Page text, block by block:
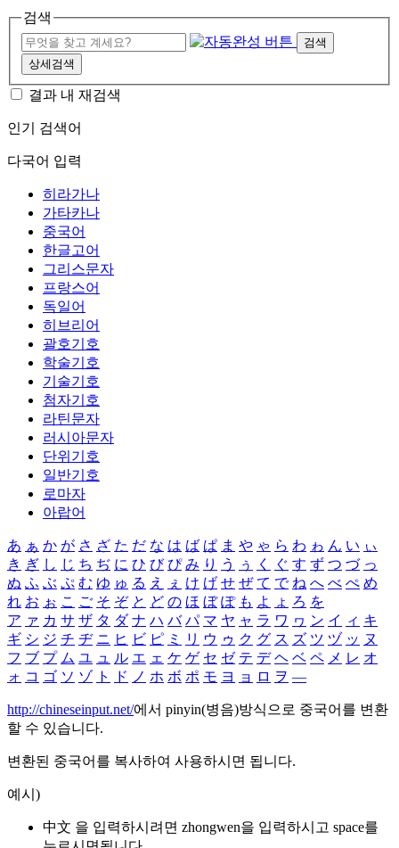
검색
검색
상세검색
결과 내 재검색
인기 검색어
다국어 입력
히라가나
가타카나
중국어
한글고어
그리스문자
프랑스어
독일어
히브리어
괄호기호
학술기호
기술기호
첨자기호
라틴문자
러시아문자
단위기호
일반기호
로마자
아랍어
あ ぁ か が さ ざ た だ な は ば ぱ ま や ゃ ら わ ゎ ん い ぃ
き ぎ し じ ち ぢ に ひ び ぴ み り う ぅ く ぐ す ず つ づ っ
ぬ ふ ぶ ぷ む ゆ ゅ る え ぇ け げ せ ぜ て で ね へ べ ぺ め
れ お ぉ こ ご そ ぞ と ど の ほ ぼ ぽ も よ ょ ろ を
ア ァ カ サ ザ タ ダ ナ ハ バ パ マ ヤ ャ ラ ワ ヮ ン イ ィ キ
ギ シ ジ チ ヂ ニ ヒ ビ ピ ミ リ ウ ゥ ク グ ス ズ ツ ヅ ッ ヌ
フ ブ プ ム ユ ュ ル エ ェ ケ ゲ セ ゼ テ デ ヘ ベ ペ メ レ オ
ォ コ ゴ ソ ゾ ト ド ノ ホ ボ ポ モ ヨ ョ ロ ヲ ―
http://chineseinput.net/에서 pinyin(병음)방식으로 중국어를 변환
할 수 있습니다.
변환된 중국어를 복사하여 사용하시면 됩니다.
예시)
中文 을 입력하시려면 zhongwen을 입력하시고 space를